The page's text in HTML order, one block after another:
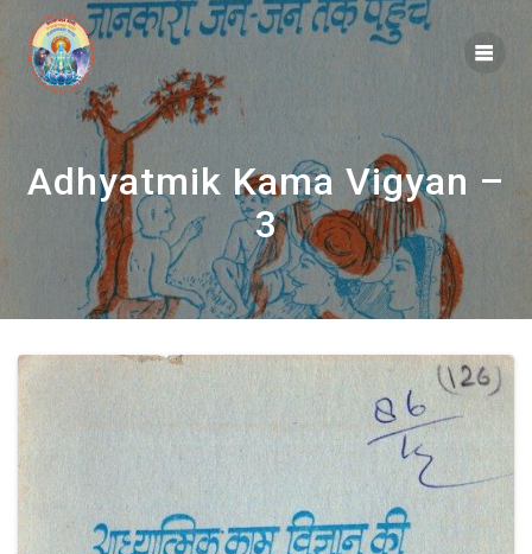
Skip
to
Adhyatmik Kama Vigyan –
3